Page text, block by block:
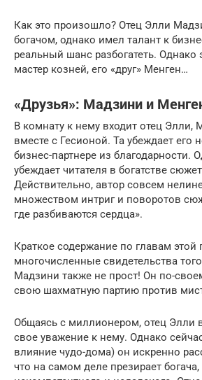
Как это произошло? Отец Элли
богачом, однако имел талант к
реальный шанс разбогатеть. Однако
мастер козней, его «друг» Менген…
«Друзья»: Мадзини и
В комнату к нему входит отец Элли,
вместе с Гесионой. Та убеждает его
бизнес-партнере из благодарности.
убеждает читателя в богатстве
Действительно, автор совсем
множеством интриг и поворотов
где разбиваются сердца».
Краткое содержание по главам
многочисленные свидетельства
Мадзини также не прост! Он по-
свою шахматную партию против
Общаясь с миллионером, отец Элли
свое уважение к нему. Однако
влияние чудо-дома) он искренно
что на самом деле презирает